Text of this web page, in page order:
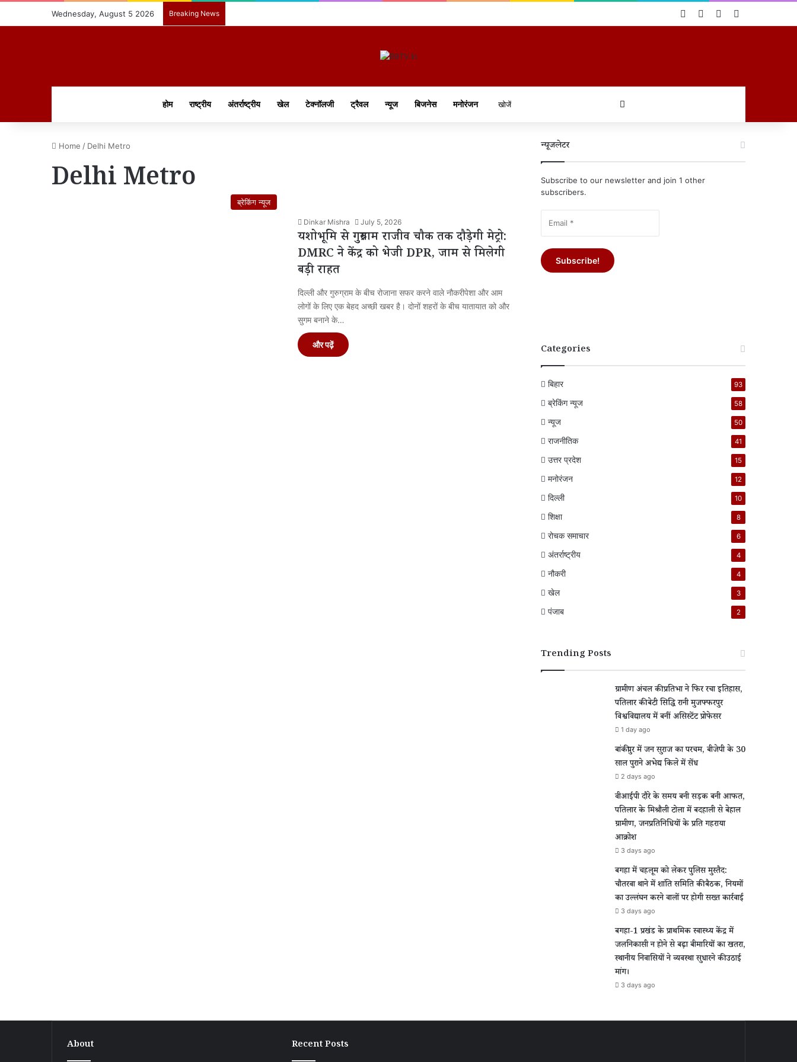
Wednesday, August 5 2026 Breaking News Log InRandom Article
Sidebar
होम राष्ट्रीय अंतर्राष्ट्रीय खेल टेक्नॉलजी ट्रैवल न्यूज बिजनेस मनोरंजन
Home / Delhi Metro
Delhi Metro
ब्रेकिंग न्यूज
Dinkar Mishra July 5, 2026
यशोभूमि से गुरुग्राम राजीव चौक तक दौड़ेगी मेट्रो:
DMRC ने केंद्र को भेजी DPR, जाम से मिलेगी
बड़ी राहत
दिल्ली और गुरुग्राम के बीच रोजाना सफर करने वाले नौकरीपेशा और आम
लोगों के लिए एक बेहद अच्छी खबर है। दोनों शहरों के बीच यातायात को और
सुगम बनाने के…
और पढ़ें
न्यूजलेटर
Subscribe to our newsletter and join 1 other
subscribers.
Categories
बिहार 93
ब्रेकिंग न्यूज 58
न्यूज 50
राजनीतिक 41
उत्तर प्रदेश 15
मनोरंजन 12
दिल्ली 10
शिक्षा 8
रोचक समाचार 6
अंतर्राष्ट्रीय 4
नौकरी 4
खेल 3
पंजाब 2
Trending Posts
ग्रामीण अंचल की प्रतिभा ने फिर रचा इतिहास,
पतिलार की बेटी सिद्धि रानी मुजफ्फरपुर
विश्वविद्यालय में बनीं असिस्टेंट प्रोफेसर
1 day ago
बांकीपुर में जन सुराज का परचम, बीजेपी के 30
साल पुराने अभेद्य किले में सेंध
2 days ago
वीआईपी दौरे के समय बनी सड़क बनी आफत,
पतिलार के मिश्रौली टोला में बदहाली से बेहाल
ग्रामीण, जनप्रतिनिधियों के प्रति गहराया
आक्रोश
3 days ago
बगहा में चहलूम को लेकर पुलिस मुस्तैद:
चौतरवा थाने में शांति समिति की बैठक, नियमों
का उल्लंघन करने वालों पर होगी सख्त कार्रवाई
3 days ago
बगहा-1 प्रखंड के प्राथमिक स्वास्थ्य केंद्र में
जलनिकासी न होने से बढ़ा बीमारियों का खतरा,
स्थानीय निवासियों ने व्यवस्था सुधारने की उठाई
मांग।
3 days ago
About Recent Posts
बगहा-1
ग्रामीण